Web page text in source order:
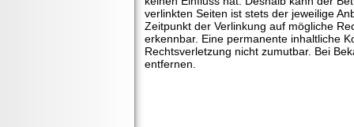
verlinkten Seiten ist stets der jeweilige
Zeitpunkt der Verlinkung auf mögliche
erkennbar. Eine permanente inhaltliche
Rechtsverletzung nicht zumutbar. Bei
entfernen.